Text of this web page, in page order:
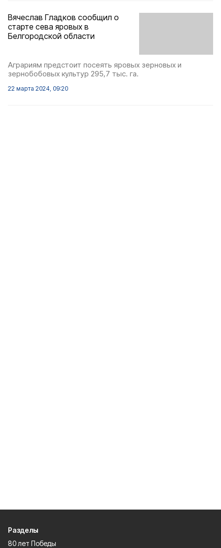
Вячеслав Гладков сообщил о
старте сева яровых в
Белгородской области
Аграриям предстоит посеять яровых зерновых и
зернобобовых культур 295,7 тыс. га.
22 марта 2024, 09:20
Разделы
80 лет Победы